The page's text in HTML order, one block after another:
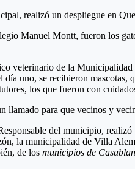
realizó un despliegue en
Manuel Montt, fueron los
veterinario de la Municipalidad
día uno, se recibieron
los que fueron con
llamado para que vecinos y
del municipio,
la municipalidad de Villa
de los municipios de